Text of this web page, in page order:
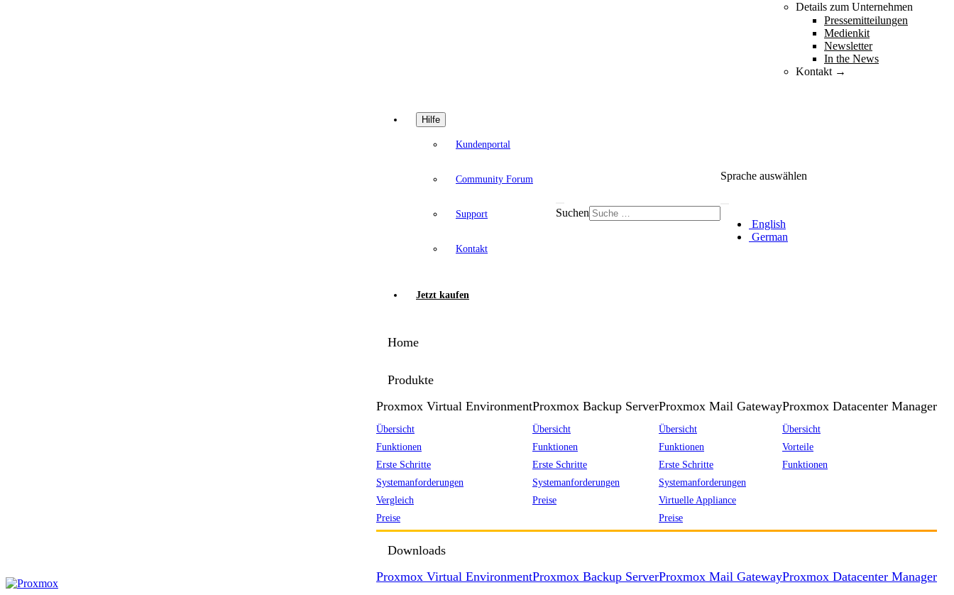
Details zum Unternehmen
Pressemitteilungen
Medienkit
Newsletter
In the News
Kontakt →
Hilfe
Kundenportal
Community Forum
Support
Kontakt
Jetzt kaufen
Suchen
Sprache auswählen
English
German
Home
Produkte
Proxmox Virtual Environment
Übersicht
Funktionen
Erste Schritte
Systemanforderungen
Vergleich
Preise
Proxmox Backup Server
Übersicht
Funktionen
Erste Schritte
Systemanforderungen
Preise
Proxmox Mail Gateway
Übersicht
Funktionen
Erste Schritte
Systemanforderungen
Virtuelle Appliance
Preise
Proxmox Datacenter Manager
Übersicht
Vorteile
Funktionen
Downloads
Proxmox Virtual EnvironmentProxmox Backup ServerProxmox Mail GatewayProxmox Datacenter Manager